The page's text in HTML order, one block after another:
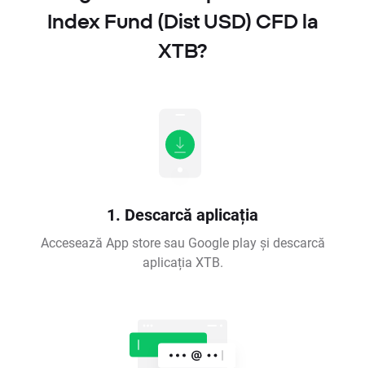
Index Fund (Dist USD) CFD la
XTB?
1. Descarcă aplicația
Accesează App store sau Google play și descarcă
aplicația XTB.